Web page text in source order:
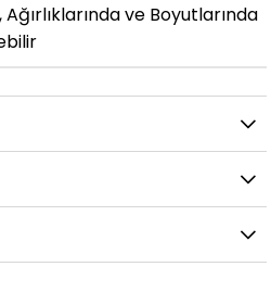
ve Boyutlarında